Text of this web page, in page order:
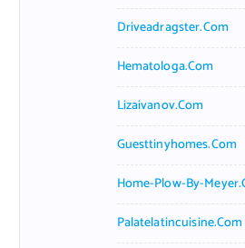
Driveadragster.com
Hematologa.com
Lizaivanov.com
Guesttinyhomes.com
Home-Plow-By-
Palatelatincuisine.com